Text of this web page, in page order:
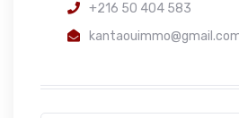
+216 50 404 583